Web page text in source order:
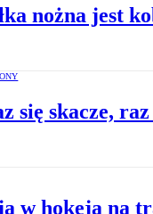
nożna jest
się skacze, raz
w hokeja na